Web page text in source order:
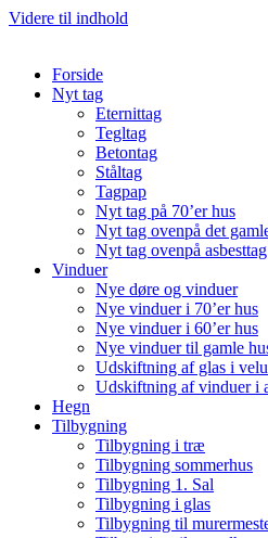
Videre til indhold
Forside
Nyt tag
Eternittag
Tegltag
Betontag
Ståltag
Tagpap
Nyt tag på 70’er hus
Nyt tag ovenpå det
Nyt tag ovenpå asbesttag
Vinduer
Nye døre og vinduer
Nye vinduer i 70’er hus
Nye vinduer i 60’er hus
Nye vinduer til gamle
Udskiftning af glas i
Udskiftning af vinduer i
Hegn
Tilbygning
Tilbygning i træ
Tilbygning sommerhus
Tilbygning 1. Sal
Tilbygning i glas
Tilbygning til